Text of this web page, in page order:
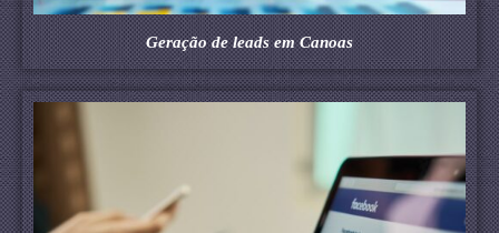
Geração de leads em Canoas